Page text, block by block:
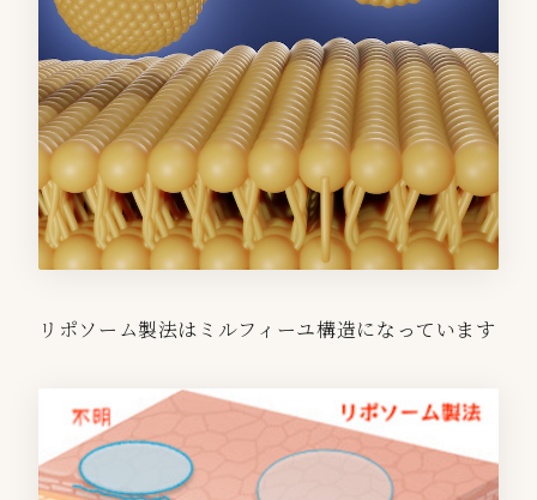
リポソーム製法はミルフィーユ構造になっています